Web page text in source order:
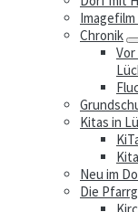
Chronik
Kitas in
Neu im
Die